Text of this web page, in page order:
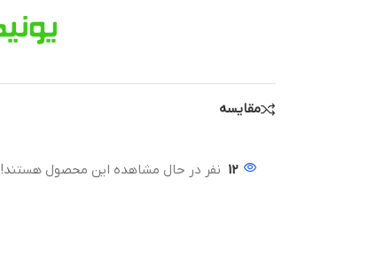
مقایسه
12 نفر در حال مشاهده این محصول هستند!